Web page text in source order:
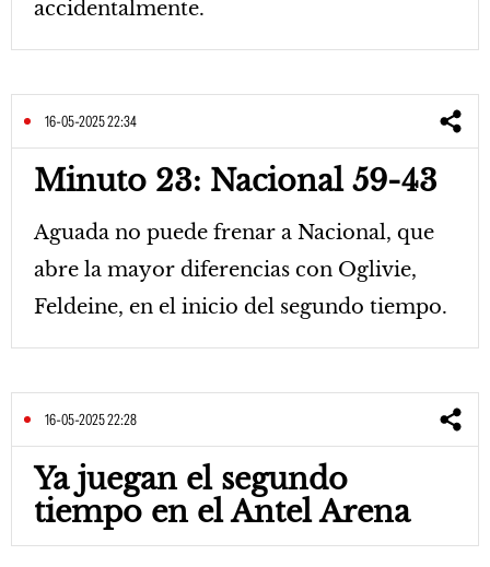
accidentalmente.
16-05-2025 22:34
Minuto 23: Nacional 59-43
Aguada no puede frenar a Nacional, que
abre la mayor diferencias con Oglivie,
Feldeine, en el inicio del segundo tiempo.
16-05-2025 22:28
Ya juegan el segundo
tiempo en el Antel Arena